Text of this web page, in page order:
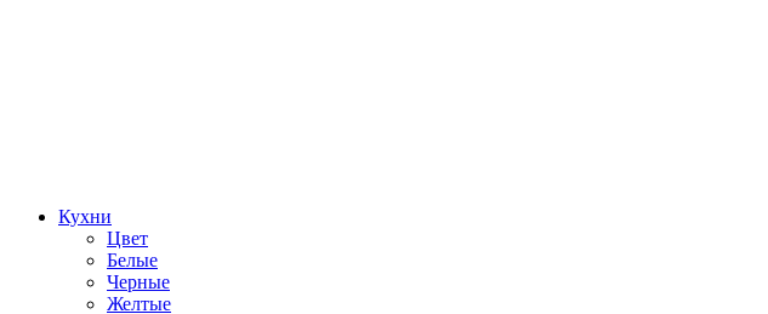
Кухни
Цвет
Белые
Черные
Желтые